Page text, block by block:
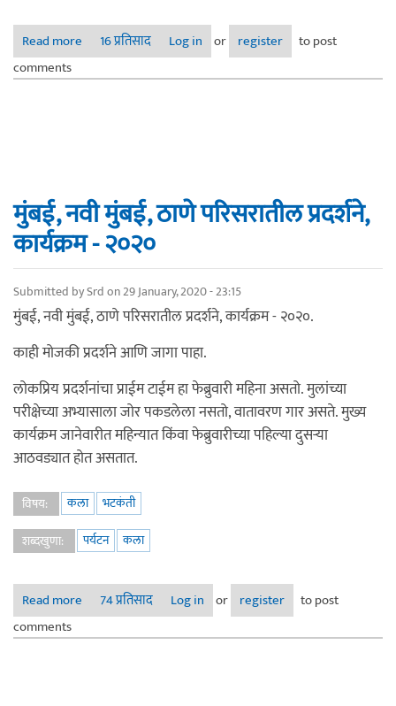
Read more about त्रिवेंद्रम - कन्याकुमारी - रामेश्वरम - मदुराई
16 प्रतिसाद Log in or register
to post
comments
मुंबई, नवी मुंबई, ठाणे परिसरातील प्रदर्शने,
कार्यक्रम - २०२०
Submitted bySrdon 29 January, 2020 - 23:15
मुंबई, नवी मुंबई, ठाणे परिसरातील प्रदर्शने, कार्यक्रम - २०२०.
काही मोजकी प्रदर्शने आणि जागा पाहा.
लोकप्रिय प्रदर्शनांचा प्राईम टाईम हा फेब्रुवारी महिना असतो. मुलांच्या
परीक्षेच्या अभ्यासाला जोर पकडलेला नसतो, वातावरण गार असते. मुख्य
कार्यक्रम जानेवारीत महिन्यात किंवा फेब्रुवारीच्या पहिल्या दुसऱ्या
आठवड्यात होत असतात.
विषय: कला
भटकंती
शब्दखुणा:
पर्यटन कला
Read more about मुंबई, नवी मुंबई, ठाणे परिसरातील प्रदर्शने, कार्यक्रम - २०२०
74 प्रतिसाद Log in or register
to post
comments